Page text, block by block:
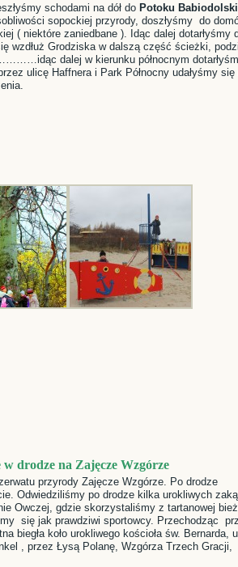
schodami na dół do Potoku
sopockiej przyrody, doszłyśmy do
( niektóre zaniedbane ). Idąc dalej dotarłyśmy
wzdłuż Grodziska w dalszą część ścieżki,
…………idąc dalej w kierunku północnym
ulicę Haffnera i Park Północny udałyśmy się
drodze na Zajęcze Wzgórze
przyrody Zajęcze Wzgórze. Po drodze
Odwiedziliśmy po drodze kilka urokliwych
Owczej, gdzie skorzystaliśmy z tartanowej
się jak prawdziwi sportowcy. Przechodząc
koło urokliwego kościoła św. Bernarda, ul.
, przez Łysą Polanę, Wzgórza Trzech Gracji,